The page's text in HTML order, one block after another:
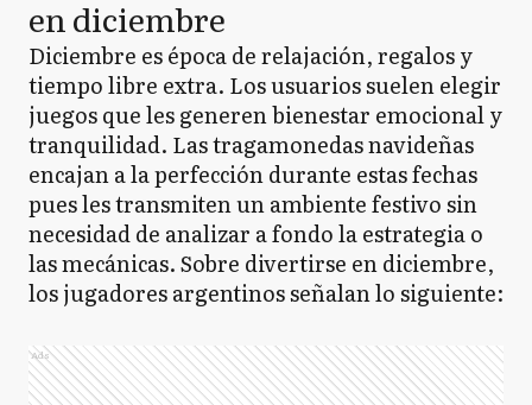
en diciembre
Diciembre es época de relajación, regalos y
tiempo libre extra. Los usuarios suelen elegir
juegos que les generen bienestar emocional y
tranquilidad. Las tragamonedas navideñas
encajan a la perfección durante estas fechas
pues les transmiten un ambiente festivo sin
necesidad de analizar a fondo la estrategia o
las mecánicas. Sobre divertirse en diciembre,
los jugadores argentinos señalan lo siguiente:
Ads